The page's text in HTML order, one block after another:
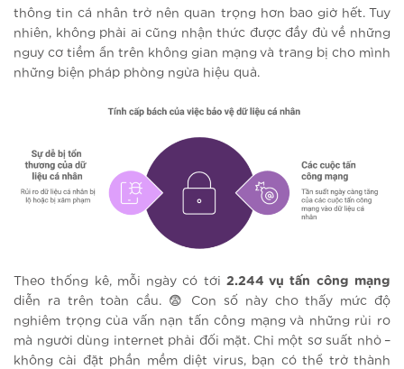
thông tin cá nhân trở nên quan trọng hơn bao giờ hết. Tuy
nhiên, không phải ai cũng nhận thức được đầy đủ về những
nguy cơ tiềm ẩn trên không gian mạng và trang bị cho mình
những biện pháp phòng ngừa hiệu quả.
Theo thống kê, mỗi ngày có tới 2.244 vụ tấn công mạng
diễn ra trên toàn cầu. 😨 Con số này cho thấy mức độ
nghiêm trọng của vấn nạn tấn công mạng và những rủi ro
mà người dùng internet phải đối mặt. Chỉ một sơ suất nhỏ –
không cài đặt phần mềm diệt virus, bạn có thể trở thành